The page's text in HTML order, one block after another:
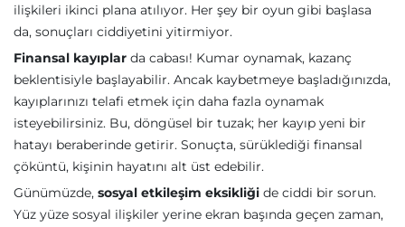
ilişkileri ikinci plana atılıyor. Her şey bir oyun gibi başlasa
da, sonuçları ciddiyetini yitirmiyor.
Finansal kayıplar da cabası! Kumar oynamak, kazanç
beklentisiyle başlayabilir. Ancak kaybetmeye başladığınızda,
kayıplarınızı telafi etmek için daha fazla oynamak
isteyebilirsiniz. Bu, döngüsel bir tuzak; her kayıp yeni bir
hatayı beraberinde getirir. Sonuçta, sürüklediği finansal
çöküntü, kişinin hayatını alt üst edebilir.
Günümüzde, sosyal etkileşim eksikliği de ciddi bir sorun.
Yüz yüze sosyal ilişkiler yerine ekran başında geçen zaman,